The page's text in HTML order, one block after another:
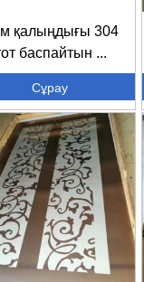
қалыңдығы 304
баспайтын ...
Сұрау